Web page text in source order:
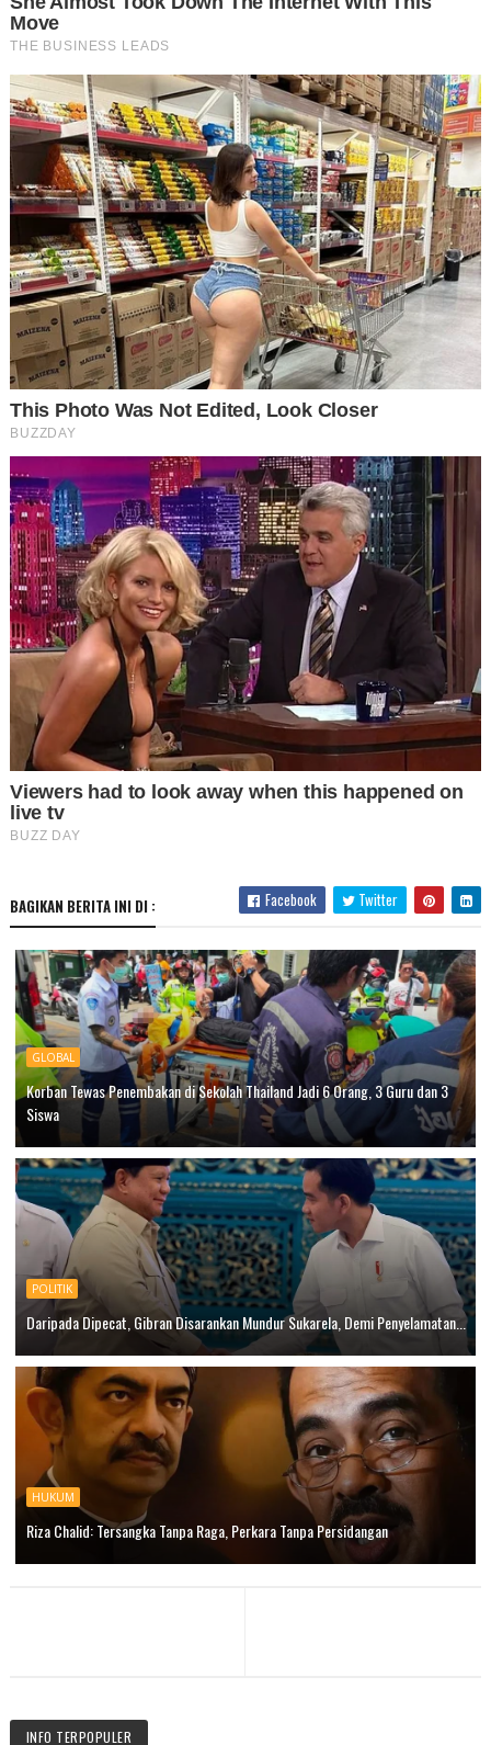
BAGIKAN BERITA INI DI : Facebook Twitter
GLOBAL
Korban Tewas Penembakan di Sekolah Thailand Jadi 6 Orang, 3 Guru dan 3
Siswa
POLITIK
Daripada Dipecat, Gibran Disarankan Mundur Sukarela, Demi Penyelamatan...
HUKUM
Riza Chalid: Tersangka Tanpa Raga, Perkara Tanpa Persidangan
INFO TERPOPULER